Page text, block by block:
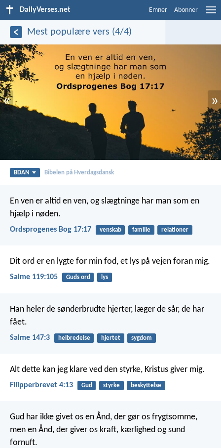
DailyVerses.net Emner Abonner
Mest populære vers (4/4)
« »
BDAN Bibelen på Hverdagsdansk
En ven er altid en ven, og slægtninge har man som en
hjælp i nøden.
Ordsprogenes Bog 17:17 venskab familie relationer
Dit ord er en lygte for min fod, et lys på vejen foran mig.
Salme 119:105 Guds ord lys
Han heler de sønderbrudte hjerter, læger de sår, de har
fået.
Salme 147:3 helbredelse hjertet sygdom
Alt dette kan jeg klare ved den styrke, Kristus giver mig.
Filipperbrevet 4:13 Gud styrke beskyttelse
Gud har ikke givet os en Ånd, der gør os frygtsomme,
men en Ånd, der giver os kraft, kærlighed og sund
fornuft.